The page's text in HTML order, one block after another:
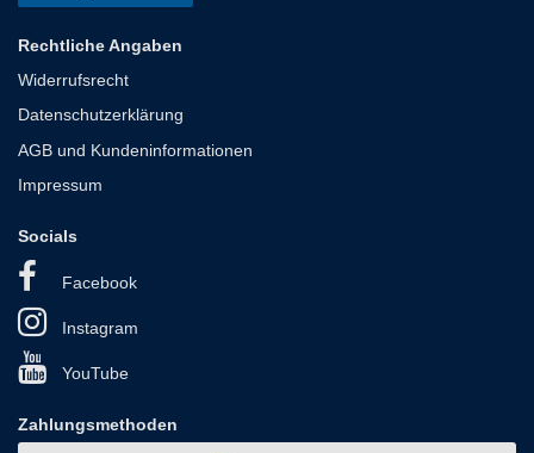
Rechtliche Angaben
Widerrufsrecht
Datenschutzerklärung
AGB und Kundeninformationen
Impressum
Socials
Facebook
Instagram
YouTube
Zahlungsmethoden